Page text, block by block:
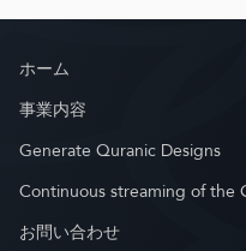
ホーム
事業内容
Generate Quranic Designs
Continuous streaming of the
お問い合わせ